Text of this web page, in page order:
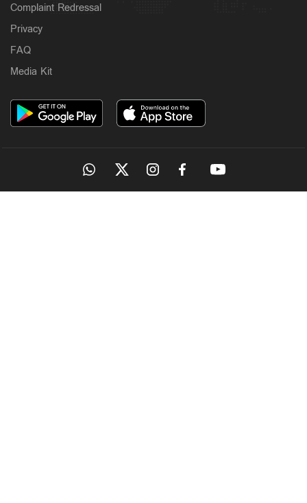
ഓർത്തഡോക്സ്-യാക്കോബായ സഭാ തർക്കത്തിൽ
2 hours ago
Complaint Redressal
Privacy
FAQ
Media Kit